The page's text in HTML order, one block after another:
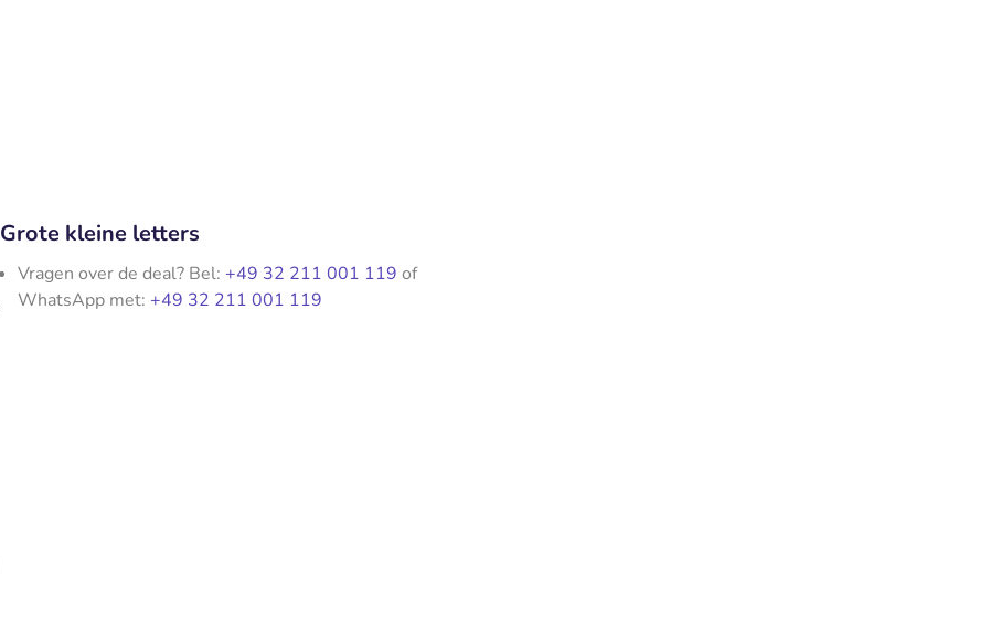
Grote kleine letters
Vragen over de deal? Bel: +49 32 211 001 119 of
WhatsApp met: +49 32 211 001 119